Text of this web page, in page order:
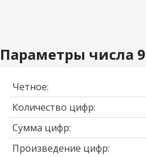
Параметры числа
Четное:
Количество цифр:
Сумма цифр:
Произведение цифр: